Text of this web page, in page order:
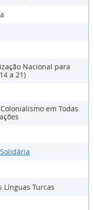
Nacional para
a 21)
em Todas
Línguas Turcas